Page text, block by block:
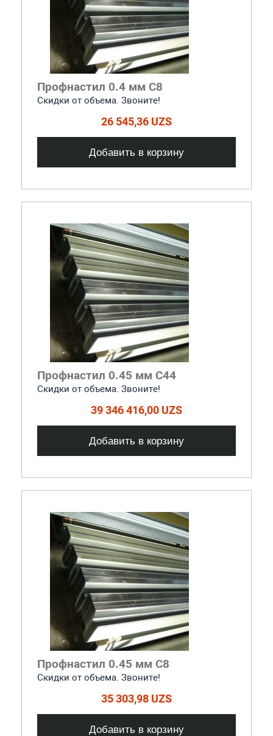
Профнастил 0.4 мм С8
Скидки от объема. Звоните!
26 545,36 UZS
Добавить в корзину
Профнастил 0.45 мм С44
Скидки от объема. Звоните!
39 346 416,00 UZS
Добавить в корзину
Профнастил 0.45 мм С8
Скидки от объема. Звоните!
35 303,98 UZS
Добавить в корзину